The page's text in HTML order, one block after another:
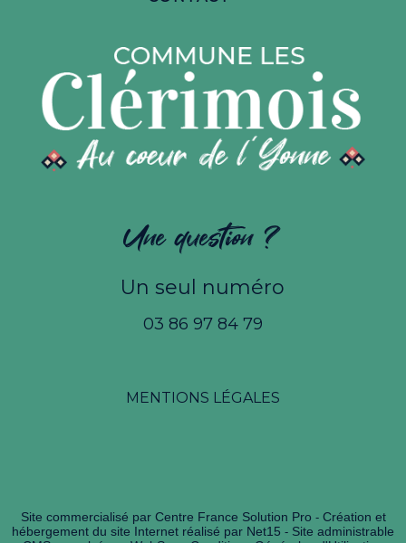
Une question ?
Un seul numéro
03 86 97 84 79
MENTIONS LÉGALES
Site commercialisé par Centre France Solution Pro - Création et
hébergement du site Internet réalisé par Net15 - Site administrable